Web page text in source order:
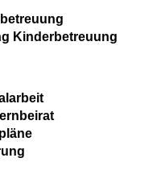
Kinderbetreuung